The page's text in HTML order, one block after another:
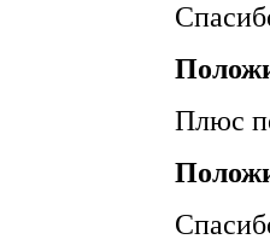
Плюс